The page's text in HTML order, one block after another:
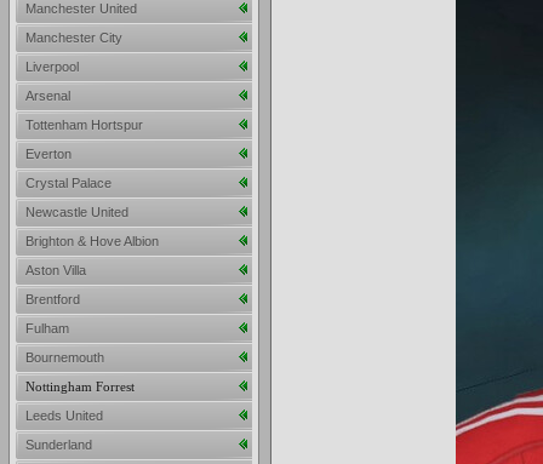
Manchester United
Manchester City
Liverpool
Arsenal
Tottenham Hortspur
Everton
Crystal Palace
Newcastle United
Brighton & Hove Albion
Aston Villa
Brentford
Fulham
Bournemouth
Nottingham Forrest
Leeds United
Sunderland